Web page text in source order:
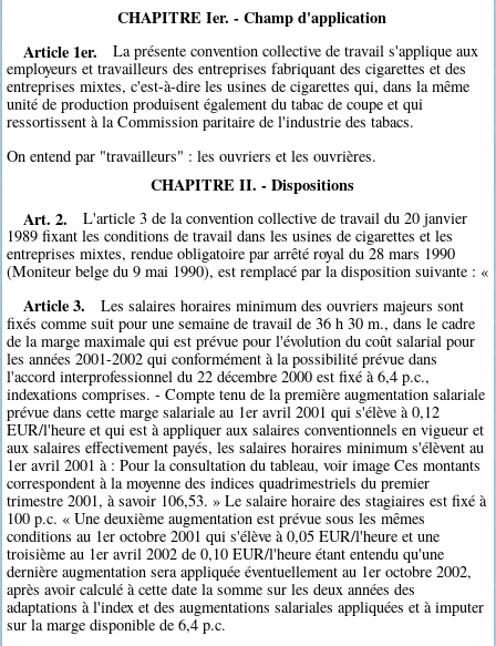
CHAPITRE Ier. - Champ d'application
Article 1er.
La présente convention collective de travail s'applique aux
employeurs et travailleurs des entreprises fabriquant des cigarettes et des
entreprises mixtes, c'est-à-dire les usines de cigarettes qui, dans la même
unité de production produisent également du tabac de coupe et qui
ressortissent à la Commission paritaire de l'industrie des tabacs.
On entend par "travailleurs" : les ouvriers et les ouvrières.
CHAPITRE II. - Dispositions
Art. 2.
L'article 3 de la convention collective de travail du 20 janvier
1989 fixant les conditions de travail dans les usines de cigarettes et les
entreprises mixtes, rendue obligatoire par arrêté royal du 28 mars 1990
(Moniteur belge du 9 mai 1990), est remplacé par la disposition suivante : «
Article 3.
Les salaires horaires minimum des ouvriers majeurs sont
fixés comme suit pour une semaine de travail de 36 h 30 m., dans le cadre
de la marge maximale qui est prévue pour l'évolution du coût salarial pour
les années 2001-2002 qui conformément à la possibilité prévue dans
l'accord interprofessionnel du 22 décembre 2000 est fixé à 6,4 p.c.,
indexations comprises. - Compte tenu de la première augmentation salariale
prévue dans cette marge salariale au 1er avril 2001 qui s'élève à 0,12
EUR/l'heure et qui est à appliquer aux salaires conventionnels en vigueur et
aux salaires effectivement payés, les salaires horaires minimum s'élèvent au
1er avril 2001 à : Pour la consultation du tableau, voir image Ces montants
correspondent à la moyenne des indices quadrimestriels du premier
trimestre 2001, à savoir 106,53. » Le salaire horaire des stagiaires est fixé à
100 p.c. « Une deuxième augmentation est prévue sous les mêmes
conditions au 1er octobre 2001 qui s'élève à 0,05 EUR/l'heure et une
troisième au 1er avril 2002 de 0,10 EUR/l'heure étant entendu qu'une
dernière augmentation sera appliquée éventuellement au 1er octobre 2002,
après avoir calculé à cette date la somme sur les deux années des
adaptations à l'index et des augmentations salariales appliquées et à imputer
sur la marge disponible de 6,4 p.c.